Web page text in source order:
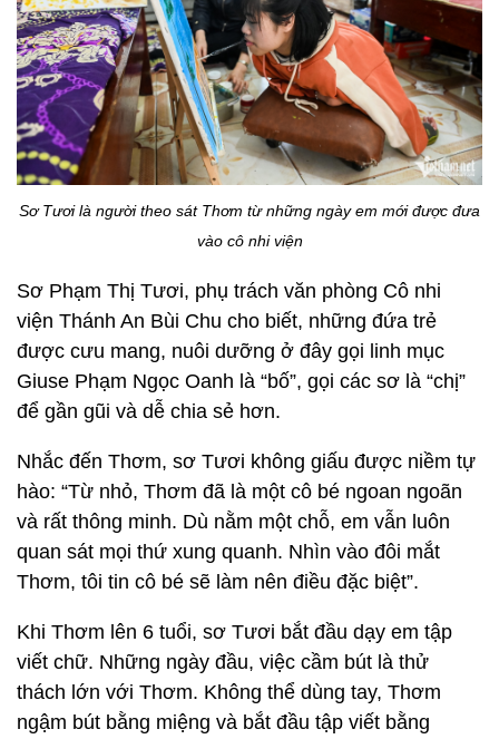
Sơ Tươi là người theo sát Thơm từ những ngày em mới được đưa
vào cô nhi viện
Sơ Phạm Thị Tươi, phụ trách văn phòng Cô nhi
viện Thánh An Bùi Chu cho biết, những đứa trẻ
được cưu mang, nuôi dưỡng ở đây gọi linh mục
Giuse Phạm Ngọc Oanh là “bố”, gọi các sơ là “chị”
để gần gũi và dễ chia sẻ hơn.
Nhắc đến Thơm, sơ Tươi không giấu được niềm tự
hào: “Từ nhỏ, Thơm đã là một cô bé ngoan ngoãn
và rất thông minh. Dù nằm một chỗ, em vẫn luôn
quan sát mọi thứ xung quanh. Nhìn vào đôi mắt
Thơm, tôi tin cô bé sẽ làm nên điều đặc biệt”.
Khi Thơm lên 6 tuổi, sơ Tươi bắt đầu dạy em tập
viết chữ. Những ngày đầu, việc cầm bút là thử
thách lớn với Thơm. Không thể dùng tay, Thơm
ngậm bút bằng miệng và bắt đầu tập viết bằng